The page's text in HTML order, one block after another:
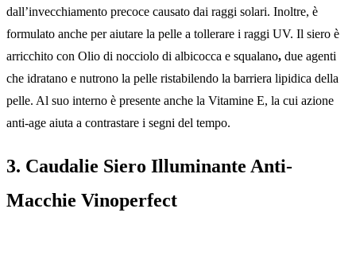
dall’invecchiamento precoce causato dai raggi solari. Inoltre, è
formulato anche per aiutare la pelle a tollerare i raggi UV. Il siero è
arricchito con Olio di nocciolo di albicocca e squalano, due agenti
che idratano e nutrono la pelle ristabilendo la barriera lipidica della
pelle. Al suo interno è presente anche la Vitamine E, la cui azione
anti-age aiuta a contrastare i segni del tempo.
3. Caudalie Siero Illuminante Anti-
Macchie Vinoperfect